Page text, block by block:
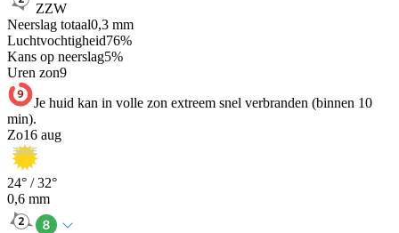
ZZW
Neerslag totaal0,3 mm
Luchtvochtigheid76%
Kans op neerslag5%
Uren zon9
Je huid kan in volle zon extreem snel verbranden (binnen 10
min).
Zo16 aug
24° /32°
0,6 mm